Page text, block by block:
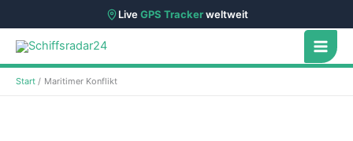
LiveGPS Trackerweltweit
Zum
Inhalt
springen
Start Maritimer Konflikt